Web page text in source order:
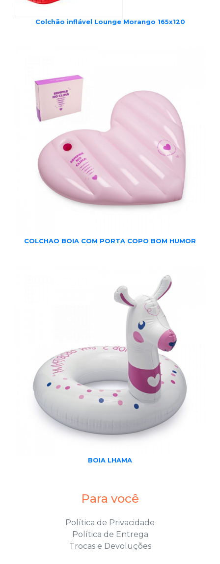
Colchão inflável Lounge Morango 165x120
COLCHAO BOIA COM PORTA COPO BOM HUMOR
BOIA LHAMA
Para você
Política de Privacidade
Política de Entrega
Trocas e Devoluções